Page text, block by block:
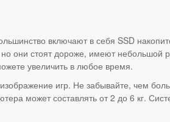
включают в себя SSD
они стоят дороже, имеют небольшой
увеличить в любое время.
игр. Не забывайте, чем
может составлять от 2 до 6 кг.